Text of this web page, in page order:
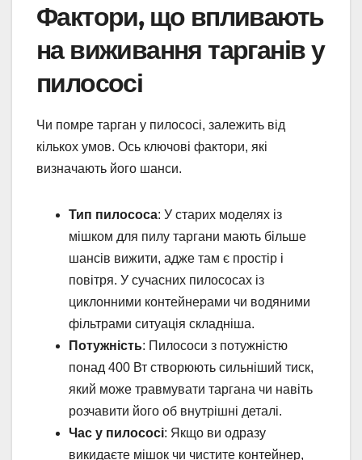
Фактори, що впливають
на виживання тарганів у
пилососі
Чи помре тарган у пилососі, залежить від
кількох умов. Ось ключові фактори, які
визначають його шанси.
Тип пилососа: У старих моделях із
мішком для пилу таргани мають більше
шансів вижити, адже там є простір і
повітря. У сучасних пилососах із
циклонними контейнерами чи водяними
фільтрами ситуація складніша.
Потужність: Пилососи з потужністю
понад 400 Вт створюють сильніший тиск,
який може травмувати таргана чи навіть
розчавити його об внутрішні деталі.
Час у пилососі: Якщо ви одразу
викидаєте мішок чи чистите контейнер,